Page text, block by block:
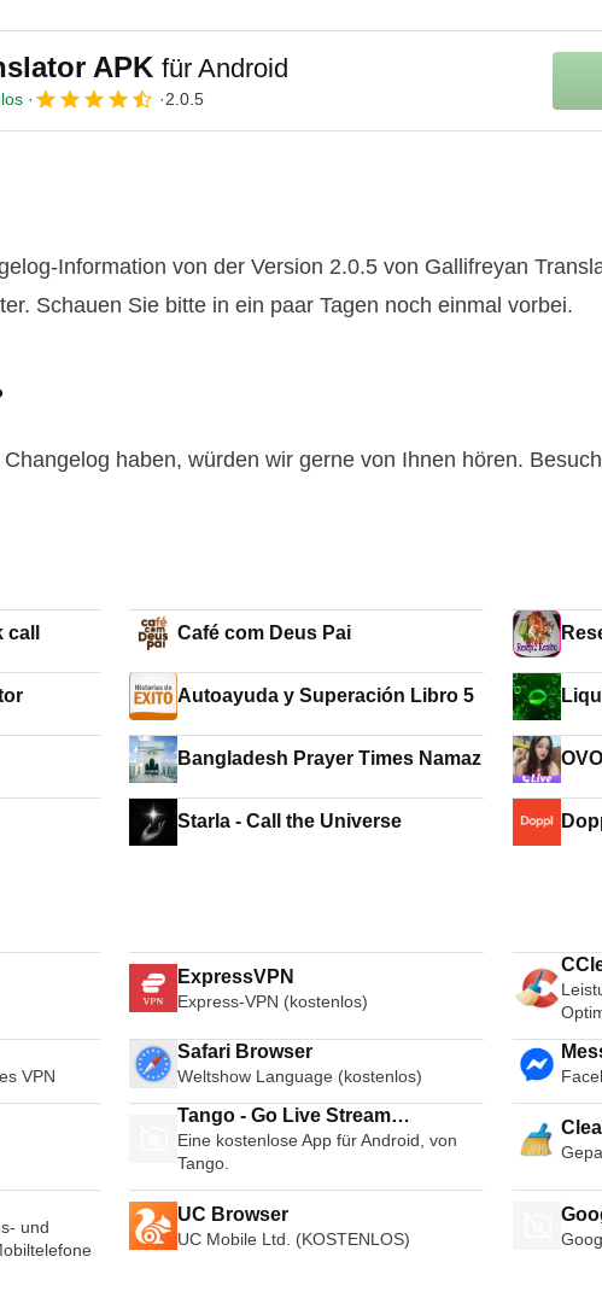
APK für Android
2.0.5
Information von der Version 2.0.5 von Gallifreyan
Schauen Sie bitte in ein paar Tagen noch einmal vorbei.
haben, würden wir gerne von Ihnen hören.
Café com Deus Pai
Autoayuda y Superación Libro 5
Bangladesh Prayer Times Namaz
Starla - Call the Universe
ExpressVPN
Express-VPN (kostenlos)
VPN
Safari Browser
Weltshow Language (kostenlos)
for
Tango - Go Live Stream
Broadcast Live Video Chat
Eine kostenlose App für Android, von
Tango.
und
UC Browser
UC Mobile Ltd. (KOSTENLOS)